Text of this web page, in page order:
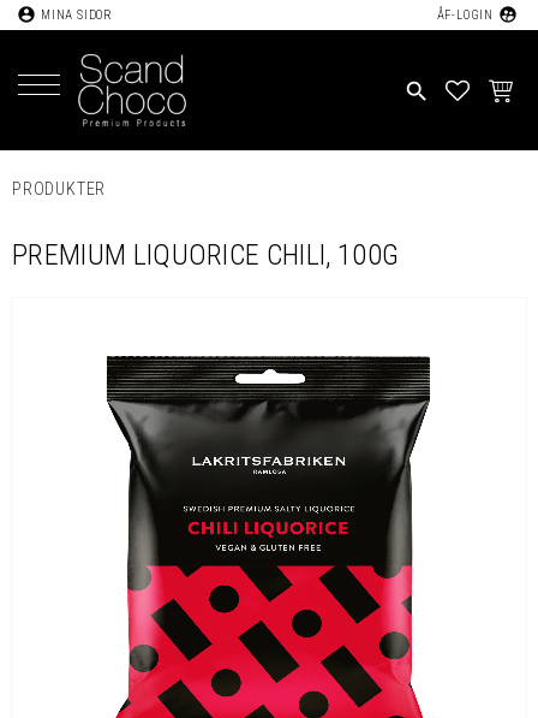
account_circle MINA SIDOR ÅF-LOGIN supervised_user_circle
search
PRODUKTER
PREMIUM LIQUORICE CHILI, 100G